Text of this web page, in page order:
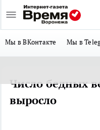
Мы в ВКонтакте Мы в
Число бедных
выросло